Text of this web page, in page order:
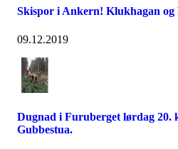
Skispor i Ankern! Klukhagan og
09.12.2019
Dugnad i Furuberget lørdag 20.
Gubbestua.